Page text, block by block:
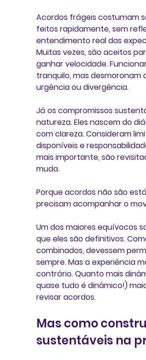
Acordos frágeis costumam
feitos rapidamente, sem
entendimento real das
Muitas vezes, são aceitos
ganhar velocidade.
tranquilo, mas desmoronam
urgência ou divergência.
Já os compromissos
natureza. Eles nascem do
com clareza. Consideram
disponíveis e
mais importante, são
muda.
Porque acordos não são
precisam acompanhar o
Um dos maiores equívocos
que eles são definitivos.
combinados, devessem
sempre. Mas a experiência
contrário. Quanto mais
quase tudo é dinâmico!)
revisar acordos.
Mas como
sustentáveis na